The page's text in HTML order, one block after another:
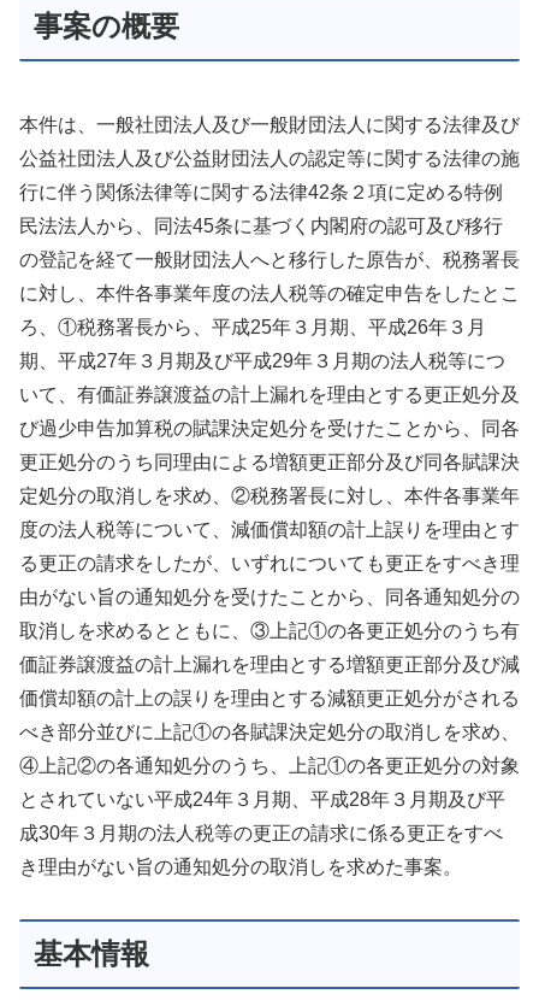
事案の概要
本件は、一般社団法人及び一般財団法人に関する法律及び
公益社団法人及び公益財団法人の認定等に関する法律の施
行に伴う関係法律等に関する法律42条２項に定める特例
民法法人から、同法45条に基づく内閣府の認可及び移行
の登記を経て一般財団法人へと移行した原告が、税務署長
に対し、本件各事業年度の法人税等の確定申告をしたとこ
ろ、①税務署長から、平成25年３月期、平成26年３月
期、平成27年３月期及び平成29年３月期の法人税等につ
いて、有価証券譲渡益の計上漏れを理由とする更正処分及
び過少申告加算税の賦課決定処分を受けたことから、同各
更正処分のうち同理由による増額更正部分及び同各賦課決
定処分の取消しを求め、②税務署長に対し、本件各事業年
度の法人税等について、減価償却額の計上誤りを理由とす
る更正の請求をしたが、いずれについても更正をすべき理
由がない旨の通知処分を受けたことから、同各通知処分の
取消しを求めるとともに、③上記①の各更正処分のうち有
価証券譲渡益の計上漏れを理由とする増額更正部分及び減
価償却額の計上の誤りを理由とする減額更正処分がされる
べき部分並びに上記①の各賦課決定処分の取消しを求め、
④上記②の各通知処分のうち、上記①の各更正処分の対象
とされていない平成24年３月期、平成28年３月期及び平
成30年３月期の法人税等の更正の請求に係る更正をすべ
き理由がない旨の通知処分の取消しを求めた事案。
基本情報